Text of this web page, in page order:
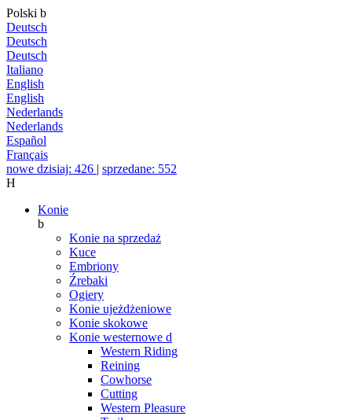
Polski b
Deutsch
Deutsch
Deutsch
Italiano
English
English
Nederlands
Nederlands
Español
Français
nowe dzisiaj: 426 | sprzedane: 552
H
Konie
b
Konie na sprzedaż
Kuce
Embriony
Źrebaki
Ogiery
Konie ujeżdżeniowe
Konie skokowe
Konie westernowe d
Western Riding
Reining
Cowhorse
Cutting
Western Pleasure